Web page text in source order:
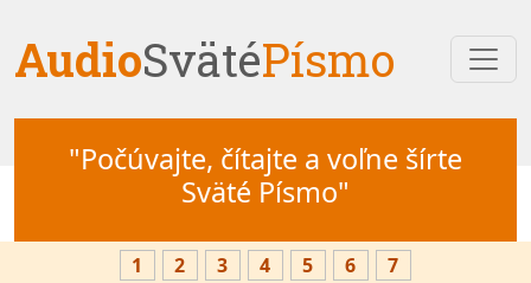
AudioSvätéPísmo
"Počúvajte, čítajte a voľne šírte
Sväté Písmo"
1 2 3 4 5 6
7